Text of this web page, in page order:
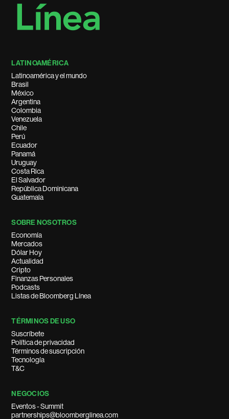
LATINOAMÉRICA
Latinoamérica y el mundo
Brasil
México
Argentina
Colombia
Venezuela
Chile
Perú
Ecuador
Panamá
Uruguay
Costa Rica
El Salvador
República Dominicana
Guatemala
SOBRE NOSOTROS
Economía
Mercados
Dólar Hoy
Actualidad
Cripto
Finanzas Personales
Podcasts
Listas de Bloomberg Línea
TÉRMINOS DE USO
Suscríbete
Política de privacidad
Términos de suscripción
Tecnología
T&C
NEGOCIOS
Eventos - Summit
partnerships@bloomberglinea.com